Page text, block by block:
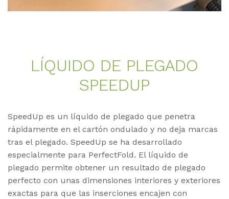
LÍQUI­DO DE PLE­GA­DO
SPEE­DUP
SpeedUp es un líquido de plegado que penetra
rápidamente en el cartón ondulado y no deja marcas
tras el plegado. SpeedUp se ha desarrollado
especialmente para PerfectFold. El líquido de
plegado permite obtener un resultado de plegado
perfecto con unas dimensiones interiores y exteriores
exactas para que las inserciones encajen con